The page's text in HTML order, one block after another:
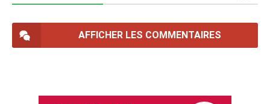
AFFICHER LES COMMENTAIRES